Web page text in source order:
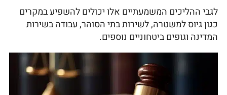
לגבי ההליכים המשמעתיים אלו יכולים להשפיע במקרים
כגון גיוס למשטרה, לשירות בתי הסוהר, עבודה בשירות
המדינה וגופים ביטחוניים נוספים.